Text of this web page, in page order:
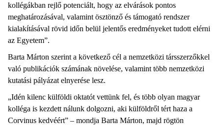
kollégákban rejlő potenciált, hogy az elvárások pontos
meghatározásával, valamint ösztönző és támogató rendszer
kialakításával rövid időn belül jelentős eredményeket tudott elérni
az Egyetem”.
Barta Márton szerint a következő cél a nemzetközi társszerzőkkel
való publikációk számának növelése, valamint több nemzetközi
kutatási pályázat elnyerése lesz.
„Idén kilenc külföldi oktatót vettünk fel, és több olyan magyar
kolléga is kezdett nálunk dolgozni, aki külföldről tért haza a
Corvinus kedvéért” – mondja Barta Márton, majd rögtön